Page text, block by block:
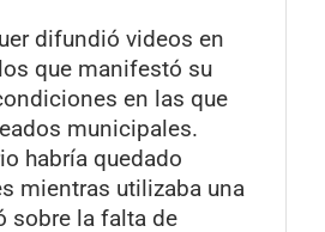
difundió videos en
que manifestó su
en las que
municipales.
habría quedado
mientras utilizaba una
sobre la falta de